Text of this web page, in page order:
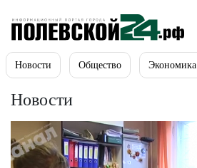
Новости Общество Экономика
Новости